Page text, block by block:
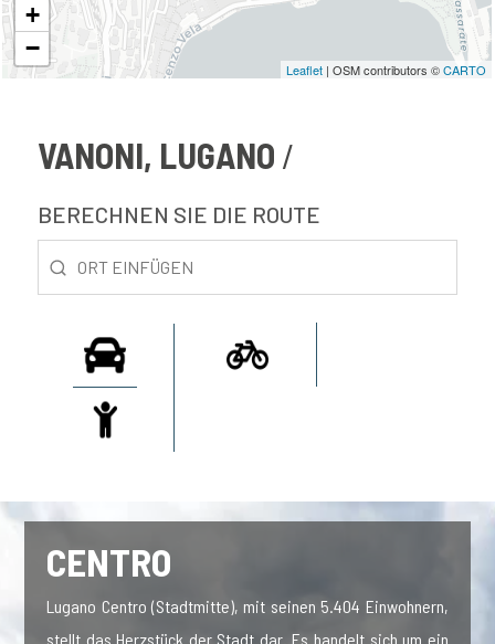
+
−
Leaflet | OSM contributors ©CARTO
VANONI, LUGANO
BERECHNEN SIE DIE ROUTE
CENTRO
Lugano Centro (Stadtmitte), mit seinen 5.404 Einwohnern,
stellt das Herzstück der Stadt dar. Es handelt sich um ein